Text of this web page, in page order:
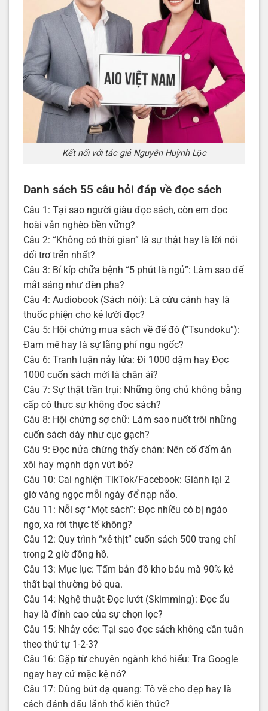
Kết nối với tác giả Nguyễn Huỳnh Lộc
Danh sách 55 câu hỏi đáp về đọc sách
Câu 1: Tại sao người giàu đọc sách, còn em đọc
hoài vẫn nghèo bền vững?
Câu 2: “Không có thời gian” là sự thật hay là lời nói
dối trơ trẽn nhất?
Câu 3: Bí kíp chữa bệnh “5 phút là ngủ”: Làm sao để
mắt sáng như đèn pha?
Câu 4: Audiobook (Sách nói): Là cứu cánh hay là
thuốc phiện cho kẻ lười đọc?
Câu 5: Hội chứng mua sách về để đó (“Tsundoku”):
Đam mê hay là sự lãng phí ngu ngốc?
Câu 6: Tranh luận nảy lửa: Đi 1000 dặm hay Đọc
1000 cuốn sách mới là chân ái?
Câu 7: Sự thật trần trụi: Những ông chủ không bằng
cấp có thực sự không đọc sách?
Câu 8: Hội chứng sợ chữ: Làm sao nuốt trôi những
cuốn sách dày như cục gạch?
Câu 9: Đọc nửa chừng thấy chán: Nên cố đấm ăn
xôi hay mạnh dạn vứt bỏ?
Câu 10: Cai nghiện TikTok/Facebook: Giành lại 2
giờ vàng ngọc mỗi ngày để nạp não.
Câu 11: Nỗi sợ “Mọt sách”: Đọc nhiều có bị ngáo
ngơ, xa rời thực tế không?
Câu 12: Quy trình “xẻ thịt” cuốn sách 500 trang chỉ
trong 2 giờ đồng hồ.
Câu 13: Mục lục: Tấm bản đồ kho báu mà 90% kẻ
thất bại thường bỏ qua.
Câu 14: Nghệ thuật Đọc lướt (Skimming): Đọc ẩu
hay là đỉnh cao của sự chọn lọc?
Câu 15: Nhảy cóc: Tại sao đọc sách không cần tuân
theo thứ tự 1-2-3?
Câu 16: Gặp từ chuyên ngành khó hiểu: Tra Google
ngay hay cứ mặc kệ nó?
Câu 17: Dùng bút dạ quang: Tô vẽ cho đẹp hay là
cách đánh dấu lãnh thổ kiến thức?